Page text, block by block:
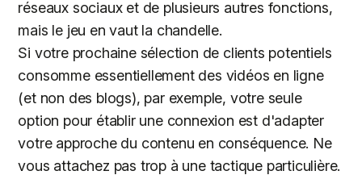
réseaux sociaux et de plusieurs autres fonctions,
mais le jeu en vaut la chandelle.
Si votre prochaine sélection de clients potentiels
consomme essentiellement des vidéos en ligne
(et non des blogs), par exemple, votre seule
option pour établir une connexion est d'adapter
votre approche du contenu en conséquence. Ne
vous attachez pas trop à une tactique particulière.